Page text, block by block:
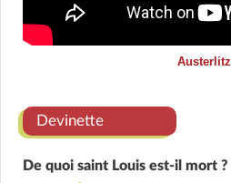
Austerlitz
Devinette
De quoi saint Louis est-il mort ?